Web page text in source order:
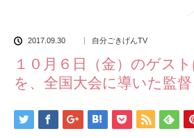
2017.09.30 自分ごきげんTV
１０月６日（金）のゲス
を、全国大会に導いた監督